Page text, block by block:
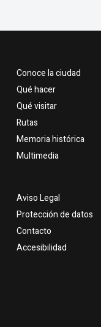
Conoce la ciudad
Qué hacer
Qué visitar
Rutas
Memoria histórica
Multimedia
Aviso Legal
Protección de datos
Contacto
Accesibilidad